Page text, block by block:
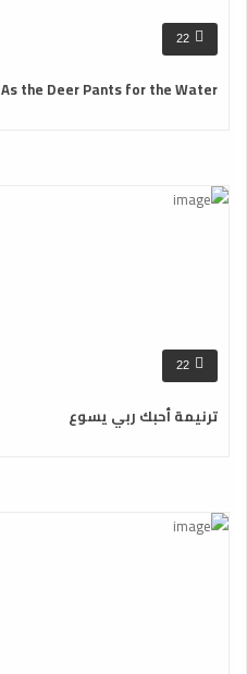
22
As the Deer Pants for the Water
22
ترنيمة أحبك ربي يسوع